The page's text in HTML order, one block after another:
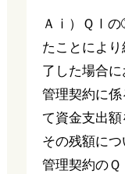
Ａⅰ）ＱⅠの
たことによ
了した場合
管理契約に
て資金支出額
その残額に
管理契約の